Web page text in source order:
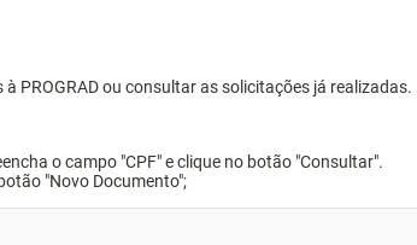
PROGRAD ou consultar as solicitações já realizadas.
o campo "CPF" e clique no botão "Consultar".
"Novo Documento";